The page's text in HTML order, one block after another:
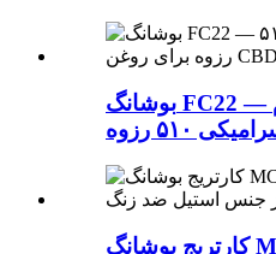
بوشانگ FC22 — کارتریج تمام
کارتریج بوشانگ MC22-Pro-1mL——